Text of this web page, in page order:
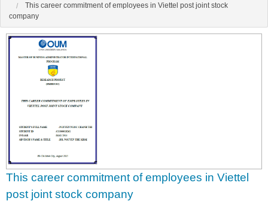
This career commitment of employees in Viettel post joint stock
company
This career commitment of employees in Viettel
post joint stock company